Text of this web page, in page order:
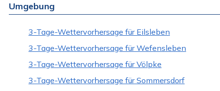
Umgebung
3-Tage-Wettervorhersage für Eilsleben
3-Tage-Wettervorhersage für Wefensleben
3-Tage-Wettervorhersage für Völpke
3-Tage-Wettervorhersage für Sommersdorf